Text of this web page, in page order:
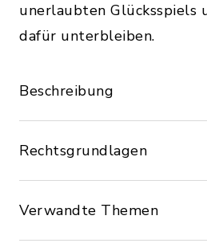
unerlaubten Glücksspiels
dafür unterbleiben.
Beschreibung
Rechtsgrundlagen
Verwandte Themen